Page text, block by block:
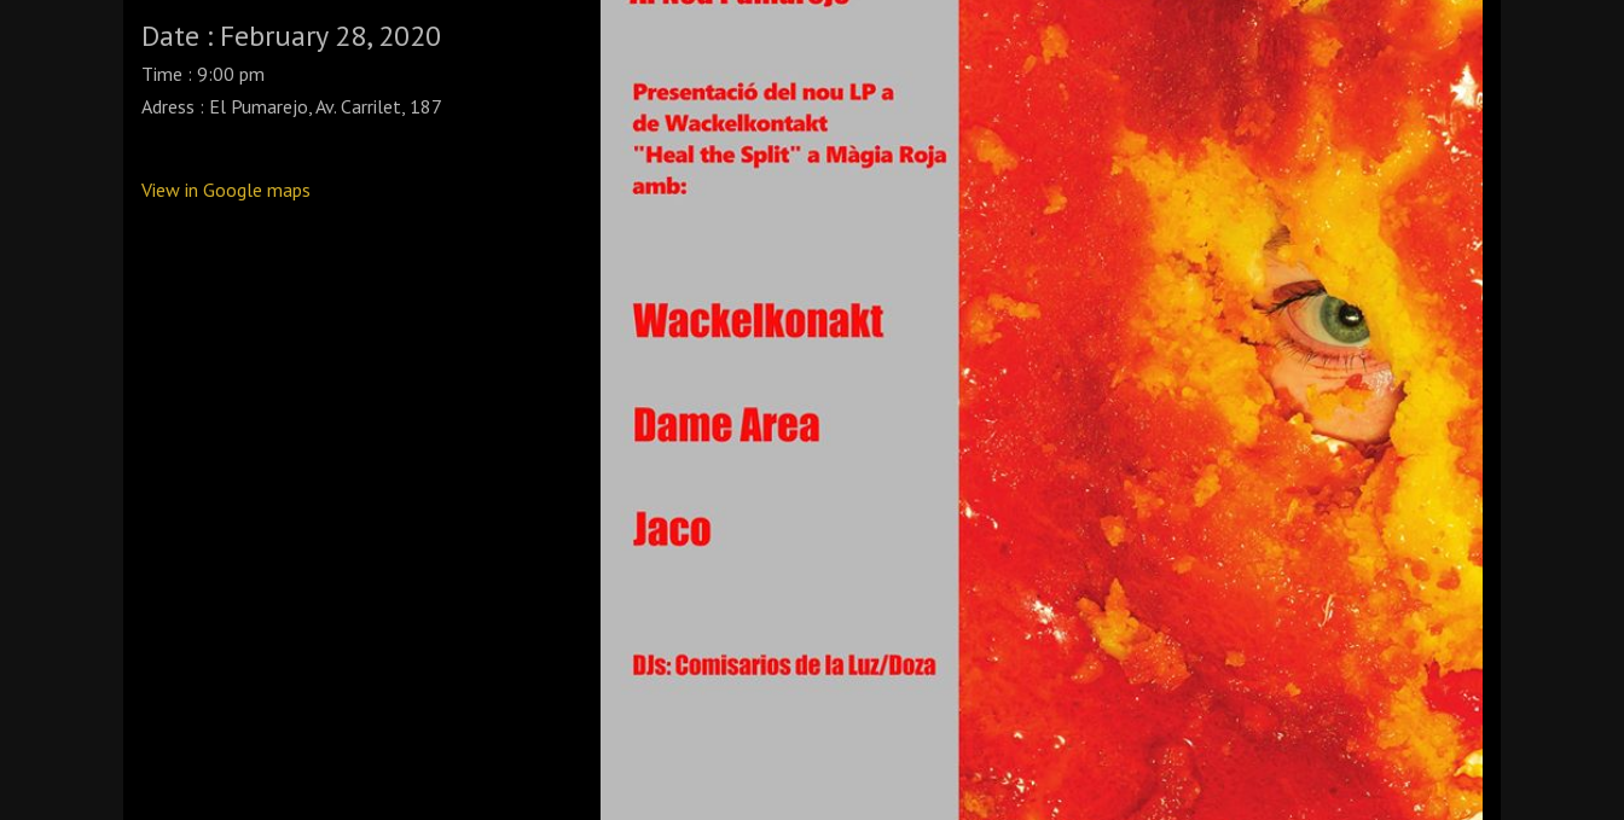
Date : February 28, 2020
Time : 9:00 pm
Adress : El Pumarejo, Av. Carrilet, 187
View in Google maps